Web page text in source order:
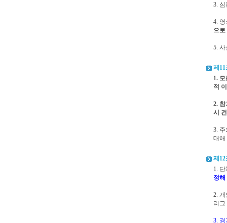
3.
4. 영
으로
5.
제
1.
적
2.
시
3.
대해
제
1.
정해
2.
리그
3.